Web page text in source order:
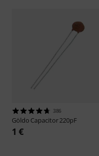
386
Göldo Capacitor 220pF
1 €